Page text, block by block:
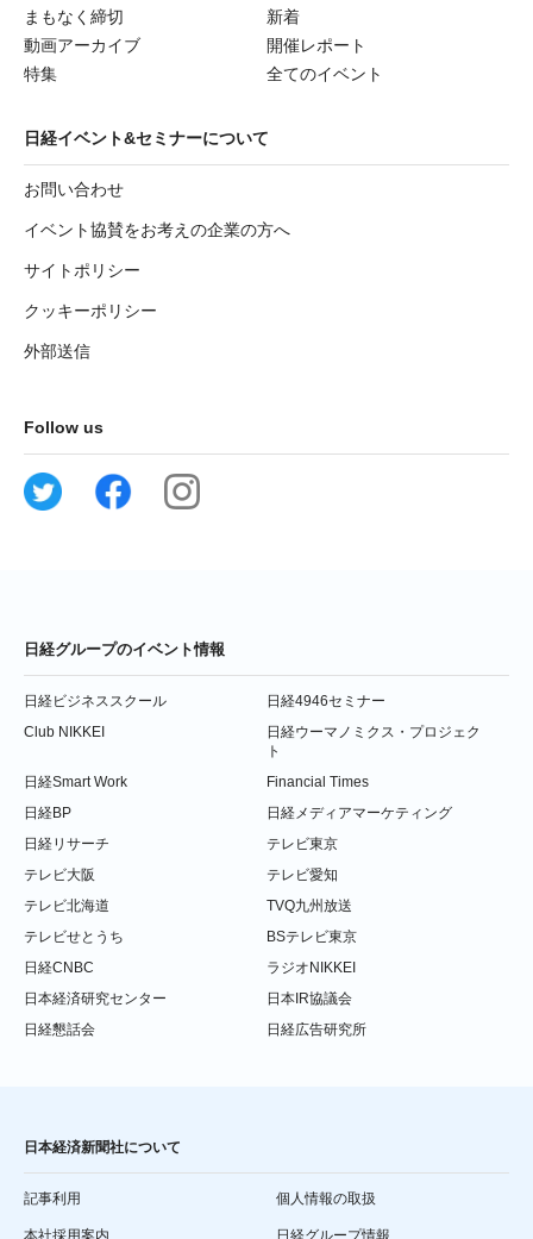
まもなく締切
新着
動画アーカイブ
開催レポート
特集
全てのイベント
日経イベント&セミナーについて
お問い合わせ
イベント協賛をお考えの企業の方へ
サイトポリシー
クッキーポリシー
外部送信
Follow us
日経グループのイベント情報
日経ビジネススクール
日経4946セミナー
Club NIKKEI
日経ウーマノミクス・プロジェク
ト
日経Smart Work
Financial Times
日経BP
日経メディアマーケティング
日経リサーチ
テレビ東京
テレビ大阪
テレビ愛知
テレビ北海道
TVQ九州放送
テレビせとうち
BSテレビ東京
日経CNBC
ラジオNIKKEI
日本経済研究センター
日本IR協議会
日経懇話会
日経広告研究所
日本経済新聞社について
記事利用 個人情報の取扱